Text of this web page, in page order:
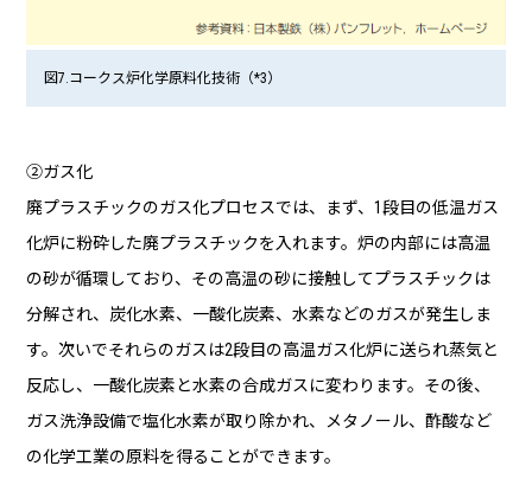
図7.コークス炉化学原料化技術（*3）
②ガス化
廃プラスチックのガス化プロセスでは、まず、1段目の低温ガス
化炉に粉砕した廃プラスチックを入れます。炉の内部には高温
の砂が循環しており、その高温の砂に接触してプラスチックは
分解され、炭化水素、一酸化炭素、水素などのガスが発生しま
す。次いでそれらのガスは2段目の高温ガス化炉に送られ蒸気と
反応し、一酸化炭素と水素の合成ガスに変わります。その後、
ガス洗浄設備で塩化水素が取り除かれ、メタノール、酢酸など
の化学工業の原料を得ることができます。